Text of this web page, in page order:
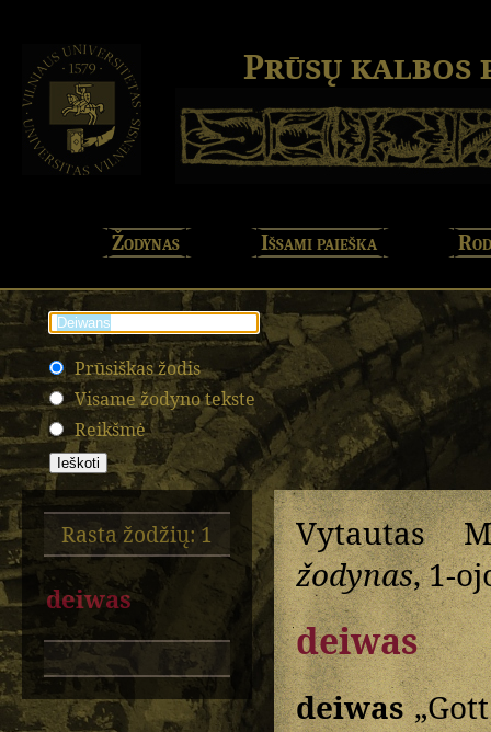
Prūsų kalbos
Žodynas Išsami paieška
Prūsiškas žodis
Visame žodyno tekste
Reikšmė
Rasta žodžių: 1
deiwas
Vytautas
žodynas, 1-
deiwas
deiwas